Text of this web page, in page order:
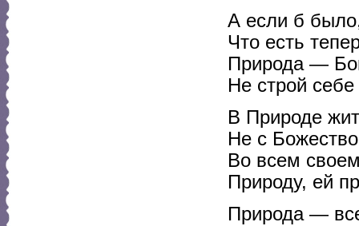
А если б
Что есть
Природа —
Не строй
В Природе
Не с
Во всем
Природу, ей
Природа —